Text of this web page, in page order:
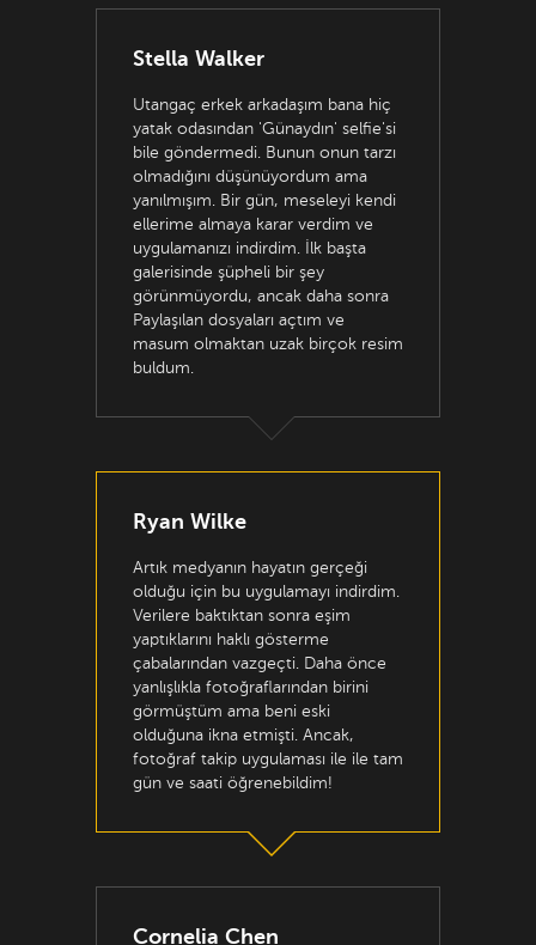
Stella Walker
Utangaç erkek arkadaşım bana hiç
yatak odasından 'Günaydın' selfie'si
bile göndermedi. Bunun onun tarzı
olmadığını düşünüyordum ama
yanılmışım. Bir gün, meseleyi kendi
ellerime almaya karar verdim ve
uygulamanızı indirdim. İlk başta
galerisinde şüpheli bir şey
görünmüyordu, ancak daha sonra
Paylaşılan dosyaları açtım ve
masum olmaktan uzak birçok resim
buldum.
Ryan Wilke
Artık medyanın hayatın gerçeği
olduğu için bu uygulamayı indirdim.
Verilere baktıktan sonra eşim
yaptıklarını haklı gösterme
çabalarından vazgeçti. Daha önce
yanlışlıkla fotoğraflarından birini
görmüştüm ama beni eski
olduğuna ikna etmişti. Ancak,
fotoğraf takip uygulaması ile ile tam
gün ve saati öğrenebildim!
Cornelia Chen